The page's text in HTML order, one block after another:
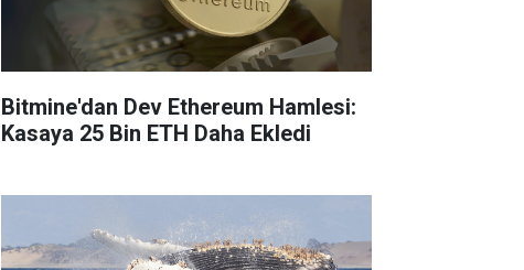
Bitmine'dan Dev Ethereum Hamlesi:
Kasaya 25 Bin ETH Daha Ekledi